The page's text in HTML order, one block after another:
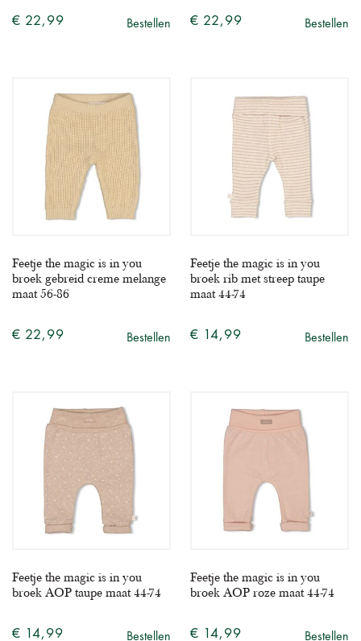
€ 22,99 Bestellen € 22,99 Bestellen
Feetje the magic is in you
broek gebreid creme melange
maat 56-86
€ 22,99 Bestellen
Feetje the magic is in you
broek rib met streep taupe
maat 44-74
€ 14,99 Bestellen
Feetje the magic is in you
broek AOP taupe maat 44-74
€ 14,99 Bestellen
Feetje the magic is in you
broek AOP roze maat 44-74
€ 14,99 Bestellen